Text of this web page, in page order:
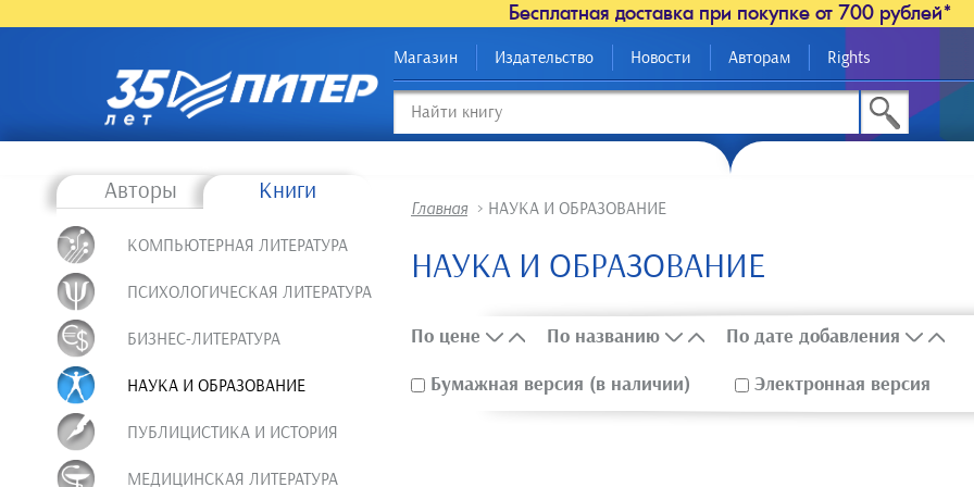
Бесплатная доставка при покупке от 700 рублей*
Магазин Издательство Новости Авторам Rights
Авторы Книги
КОМПЬЮТЕРНАЯ ЛИТЕРАТУРА
ПСИХОЛОГИЧЕСКАЯ ЛИТЕРАТУРА
БИЗНЕС-ЛИТЕРАТУРА
НАУКА И ОБРАЗОВАНИЕ
ПУБЛИЦИСТИКА И ИСТОРИЯ
МЕДИЦИНСКАЯ ЛИТЕРАТУРА
Главная > НАУКА И ОБРАЗОВАНИЕ
НАУКА И ОБРАЗОВАНИЕ
По цене По названию По дате добавления
Бумажная версия (в наличии) Электронная версия